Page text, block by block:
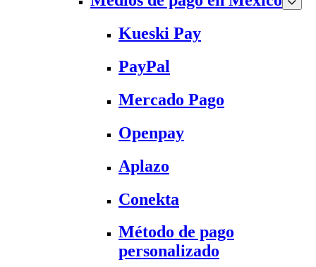
Kueski Pay
PayPal
Mercado Pago
Openpay
Aplazo
Conekta
Método de pago
personalizado